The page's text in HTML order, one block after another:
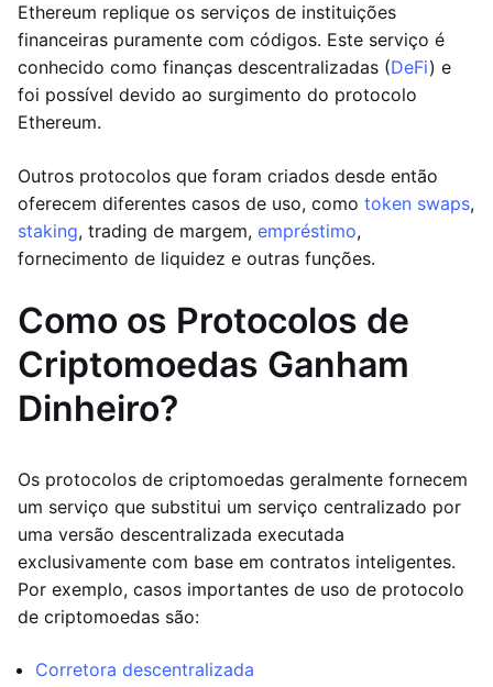
Ethereum replique os serviços de instituições
financeiras puramente com códigos. Este serviço é
conhecido como finanças descentralizadas (DeFi) e
foi possível devido ao surgimento do protocolo
Ethereum.
Outros protocolos que foram criados desde então
oferecem diferentes casos de uso, como token swaps,
staking, trading de margem, empréstimo,
fornecimento de liquidez e outras funções.
Como os Protocolos de
Criptomoedas Ganham
Dinheiro?
Os protocolos de criptomoedas geralmente fornecem
um serviço que substitui um serviço centralizado por
uma versão descentralizada executada
exclusivamente com base em contratos inteligentes.
Por exemplo, casos importantes de uso de protocolo
de criptomoedas são:
Corretora descentralizada